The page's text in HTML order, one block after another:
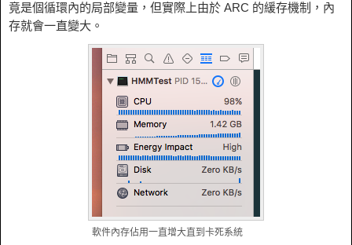
竟是個循環內的局部變量，但實際上由於 ARC 的緩存機制，內
存就會一直變大。
軟件內存佔用一直增大直到卡死系統